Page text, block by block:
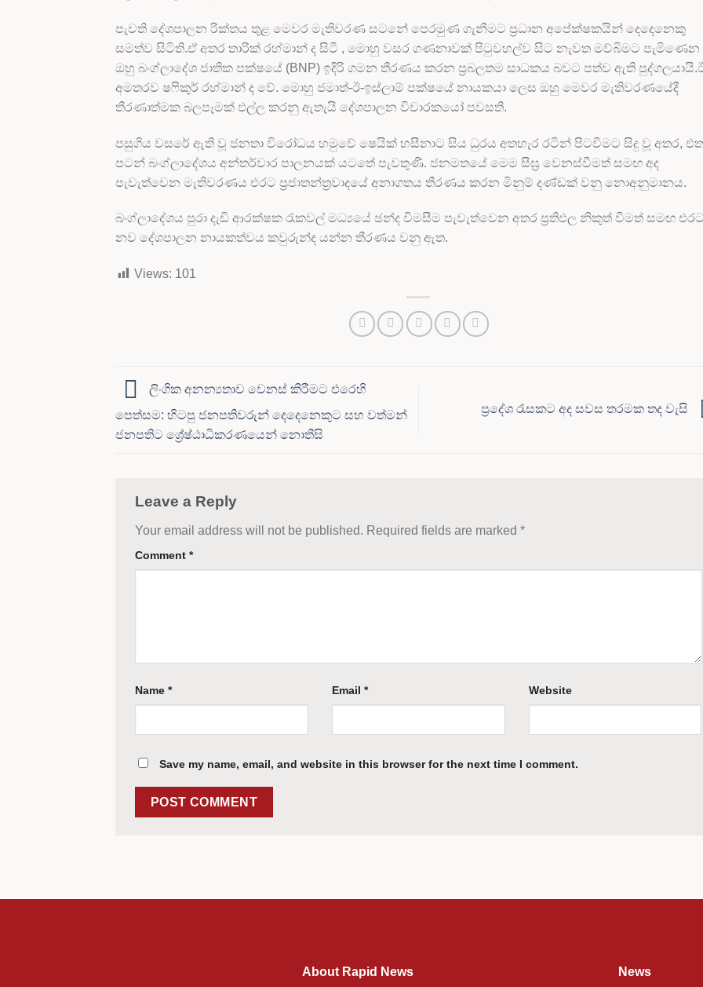
පැවති දේශපාලන රික්තය තුළ මෙවර මැතිවරණ සටනේ පෙරමුණ ගැනීමට ප්‍රධාන අපේක්ෂකයින් දෙදෙනෙකු
සමත්ව සිටිති.ඒ අතර තාරික් රහ්මාන් ද සිටී , මොහු වසර ගණනාවක් පිටුවහල්ව සිට නැවත මව්බිමට පැමිණෙන
ඔහු බංග්ලාදේශ ජාතික පක්ෂයේ (BNP) ඉදිරි ගමන තීරණය කරන ප්‍රබලතම සාධකය බවට පත්ව ඇති
අමතරව ෂෆිකුර් රහ්මාන් ද වේ. මොහු ජමාත්-ඊ-ඉස්ලාම් පක්ෂයේ නායකයා ලෙස ඔහු මෙවර මැතිවරණයේදී
තීරණාත්මක බලපෑමක් එල්ල කරනු ඇතැයි දේශපාලන විචාරකයෝ පවසති.
පසුගිය වසරේ ඇති වූ ජනතා විරෝධය හමුවේ ෂෙයික් හසීනාට සිය ධුරය අතහැර රටින් පිටවීමට සිදු වූ අතර,
පටන් බංග්ලාදේශය අන්තර්වාර පාලනයක් යටතේ පැවතුණි. ජනමතයේ මෙම සීඝ්‍ර වෙනස්වීමත් සමඟ අද
පැවැත්වෙන මැතිවරණය එරට ප්‍රජාතන්ත්‍රවාදයේ අනාගතය තීරණය කරන මිනුම් දණ්ඩක් වනු නොඅනුමානය.
බංග්ලාදේශය පුරා දැඩි ආරක්ෂක රැකවල් මධ්‍යයේ ඡන්ද විමසීම පැවැත්වෙන අතර ප්‍රතිඵල නිකුත් වීමත් සමඟ එරට
නව දේශපාලන නායකත්වය කවුරුන්ද යන්න තීරණය වනු ඇත.
Views: 101
ලිංගික අනන්‍යතාව වෙනස් කිරීමට එරෙහි
පෙත්සම: හිටපු ජනපතිවරුන් දෙදෙනෙකුට සහ වත්මන්
ජනපතිට ශ්‍රේෂ්ඨාධිකරණයෙන් නොතීසි
ප්‍රදේශ රැසකට අද සවස තරමක තද වැසි
Leave a Reply
Your email address will not be published. Required fields are marked *
Comment *
Name * Email * Website
Save my name, email, and website in this browser for the next time I comment.
About Rapid News News